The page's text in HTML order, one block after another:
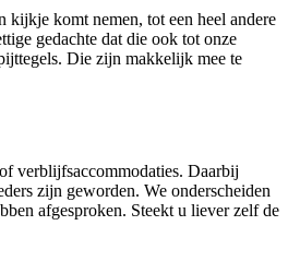
kijkje komt nemen, tot een heel andere
gedachte dat die ook tot onze
Die zijn makkelijk mee te
verblijfsaccommodaties. Daarbij
zijn geworden. We onderscheiden
afgesproken. Steekt u liever zelf de